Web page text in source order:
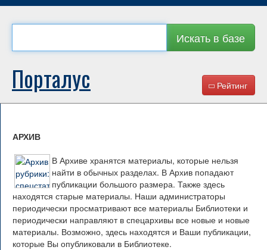
Искать в базе
Рейтинг
Порталус
АРХИВ
В Архиве хранятся материалы, которые нельзя
найти в обычных разделах. В Архив попадают
публикации большого размера. Также здесь
находятся старые материалы. Наши администраторы
периодически просматривают все материалы Библиотеки и
периодически направляют в спецархивы все новые и новые
материалы. Возможно, здесь находятся и Ваши публикации,
которые Вы опубликовали в Библиотеке.